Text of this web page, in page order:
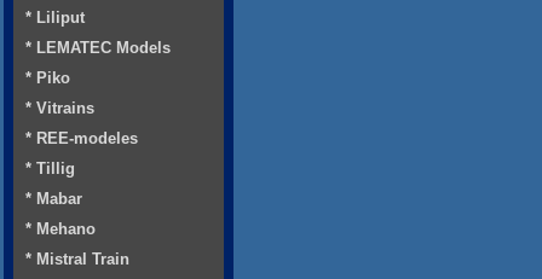
* Liliput
* LEMATEC Models
* Piko
* Vitrains
* REE-modeles
* Tillig
* Mabar
* Mehano
* Mistral Train